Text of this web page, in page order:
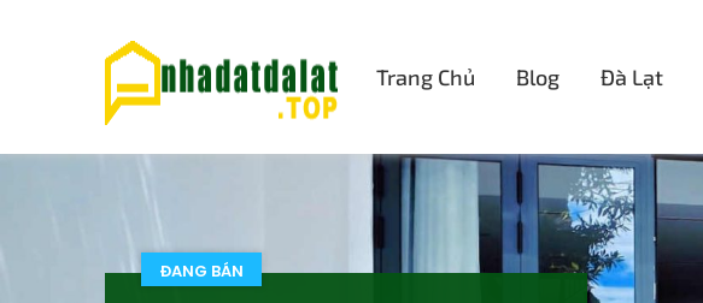
Trang Chủ Blog Đà Lạt
ĐANG BÁN